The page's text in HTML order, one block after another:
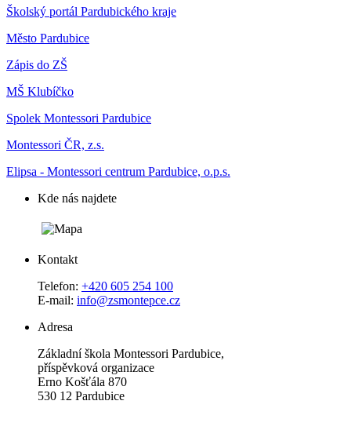
Školský portál Pardubického kraje
Město Pardubice
Zápis do ZŠ
MŠ Klubíčko
Spolek Montessori Pardubice
Montessori ČR, z.s.
Elipsa - Montessori centrum Pardubice, o.p.s.
Kde nás najdete
Kontakt
Telefon: +420 605 254 100
E-mail: info@zsmontepce.cz
Adresa
Základní škola Montessori Pardubice,
příspěvková organizace
Erno Košťála 870
530 12 Pardubice